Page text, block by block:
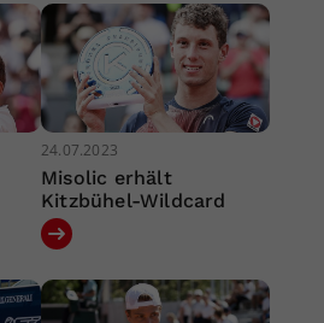
24.07.2023
Misolic erhält
Kitzbühel-Wildcard